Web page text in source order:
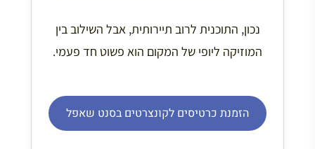
נכון, התוכנית לרוב תיירותית, אבל השילוב בין
המוזיקה ליופי של המקום הוא פשוט חד פעמי.
הזמנת כרטיסים לקונצרטים בסנט שאפל